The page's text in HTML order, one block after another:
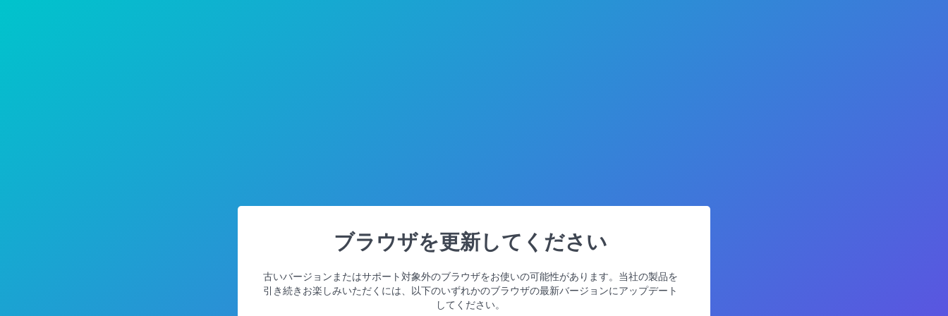
ブラウザを更新してください
古いバージョンまたはサポート対象外のブラウザをお使いの可能性があります。当社の製品を
引き続きお楽しみいただくには、以下のいずれかのブラウザの最新バージョンにアップデート
してください。